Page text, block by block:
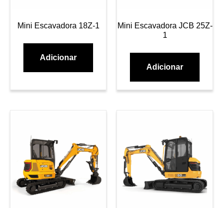
Mini Escavadora 18Z-1
Adicionar
Mini Escavadora JCB 25Z-
1
Adicionar